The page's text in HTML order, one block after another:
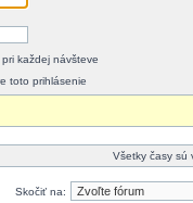
každej návšteve
toto prihlásenie
Všetky časy sú
Skočiť na: